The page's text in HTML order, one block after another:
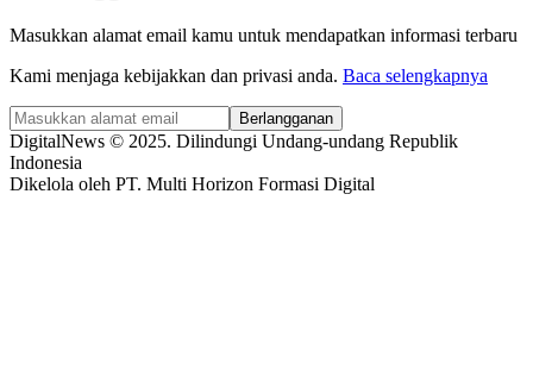
Masukkan alamat email kamu untuk mendapatkan informasi terbaru
Kami menjaga kebijakkan dan privasi anda. Baca selengkapnya
Berlangganan
DigitalNews © 2025. Dilindungi Undang-undang Republik
Indonesia
Dikelola oleh PT. Multi Horizon Formasi Digital